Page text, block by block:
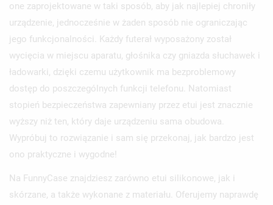
one zaprojektowane w taki sposób, aby jak najlepiej chroniły
urządzenie, jednocześnie w żaden sposób nie ograniczając
jego funkcjonalności. Każdy futerał wyposażony został
wycięcia w miejscu aparatu, głośnika czy gniazda słuchawek i
ładowarki, dzięki czemu użytkownik ma bezproblemowy
dostęp do poszczególnych funkcji telefonu. Natomiast
stopień bezpieczeństwa zapewniany przez etui jest znacznie
wyższy niż ten, który daje urządzeniu sama obudowa.
Wypróbuj to rozwiązanie i sam się przekonaj, jak bardzo jest
ono praktyczne i wygodne!
Na FunnyCase znajdziesz zarówno etui silikonowe, jak i
skórzane, a także wykonane z materiału. Oferujemy naprawdę